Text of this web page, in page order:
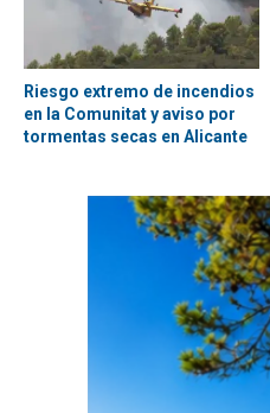
Riesgo extremo de incendios
en la Comunitat y aviso por
tormentas secas en Alicante